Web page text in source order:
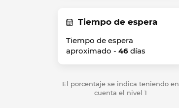
Tiempo de espera
Tiempo de espera
aproximado - 46 días
El porcentaje se indica teniendo en
cuenta el nivel 1